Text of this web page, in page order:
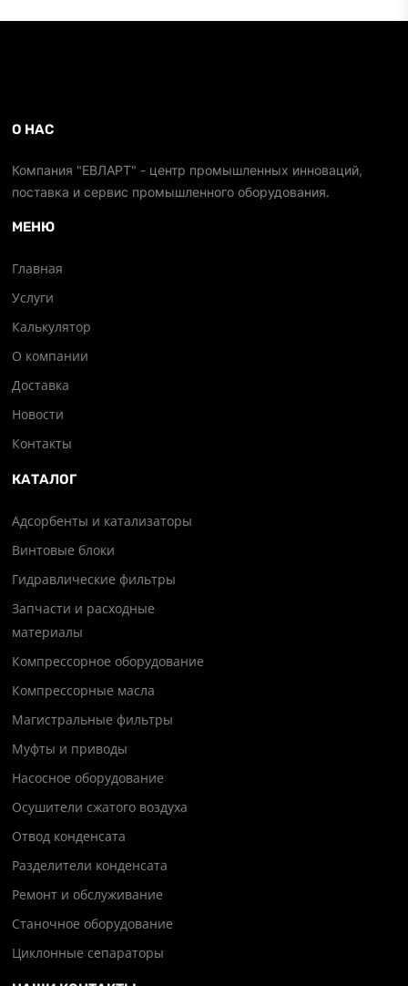
О НАС
Компания "ЕВЛАРТ" - центр промышленных инноваций,
поставка и сервис промышленного оборудования.
МЕНЮ
Главная
Услуги
Калькулятор
О компании
Доставка
Новости
Контакты
КАТАЛОГ
Адсорбенты и катализаторы
Винтовые блоки
Гидравлические фильтры
Запчасти и расходные
материалы
Компрессорное оборудование
Компрессорные масла
Магистральные фильтры
Муфты и приводы
Насосное оборудование
Осушители сжатого воздуха
Отвод конденсата
Разделители конденсата
Ремонт и обслуживание
Станочное оборудование
Циклонные сепараторы